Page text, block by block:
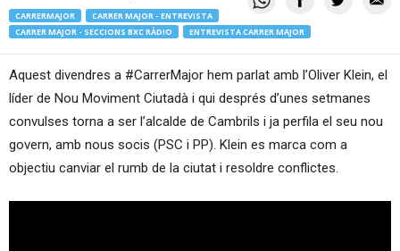
CARRERMAJOR
CARRER MAJOR - ENTREVISTA
CARRER MAJOR - SECCIONS BXC RÀDIO
ENTREVISTA CARRER MAJOR
Aquest divendres a #CarrerMajor hem parlat amb l’Oliver Klein, el
líder de Nou Moviment Ciutadà i qui després d’unes setmanes
convulses torna a ser l’alcalde de Cambrils i ja perfila el seu nou
govern, amb nous socis (PSC i PP). Klein es marca com a
objectiu canviar el rumb de la ciutat i resoldre conflictes.